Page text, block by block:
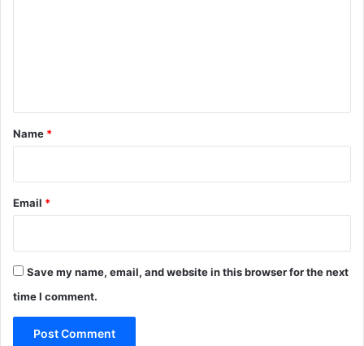
*
Name *
Email *
Save my name, email, and website in this browser for the next
time I comment.